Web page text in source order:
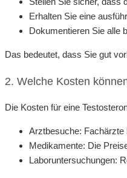
Erhalten Sie eine
Dokumentieren Sie alle
Das bedeutet, dass Sie gut
2. Welche Kosten
Die Kosten für eine
Arztbesuche: Fachärzte
Medikamente: Die
Laboruntersuchungen: